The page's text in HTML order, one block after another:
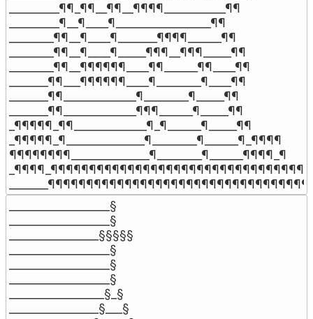
_________¶¶_¶¶__¶¶__¶¶¶¶___________¶¶
_________¶__¶____¶_________________¶¶
________¶¶__¶____¶_______¶¶¶¶______¶¶
________¶¶__¶____¶_____¶¶¶__¶¶¶_____¶¶
________¶¶__¶¶¶¶¶¶____¶¶______¶¶____¶¶
_______¶¶___¶¶¶¶¶¶____¶________¶____¶¶
_______¶¶_____________¶________¶_____¶¶
_______¶¶_____________¶¶¶______¶_____¶¶
_¶¶¶¶¶_¶¶_____________¶_¶______¶_____¶¶
_¶¶¶¶¶_¶______________¶________¶______¶_¶¶¶¶
¶¶¶¶¶¶¶¶______________¶________¶______¶¶¶¶_¶
__________________§
__________________§
________________§§§§§
__________________§
__________________§
__________________§
_________________§_§
________________§___§